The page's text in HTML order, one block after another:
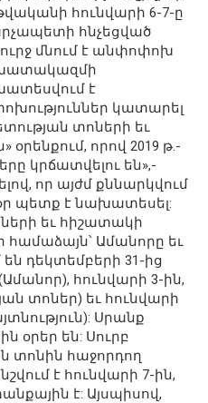
հունվարի 6-7-ը
հնչեցված
մնում է անփոփոխ
է
կատարել
տոների եւ
որով 2019 թ.-
կրճատվելու են»,-
որ այժմ քննարկվում
պետք է նախատեսել:
եւ հիշատակի
համաձայն՝ Ամանորը եւ
դեկտեմբերի 31-ից
հունվարի 3-ին,
տոներ) եւ հունվարի
Սրանք
օրեր են: Սուրբ
տոնին հաջորդող
է հունվարի 7-ին,
է: Այսպիսով,